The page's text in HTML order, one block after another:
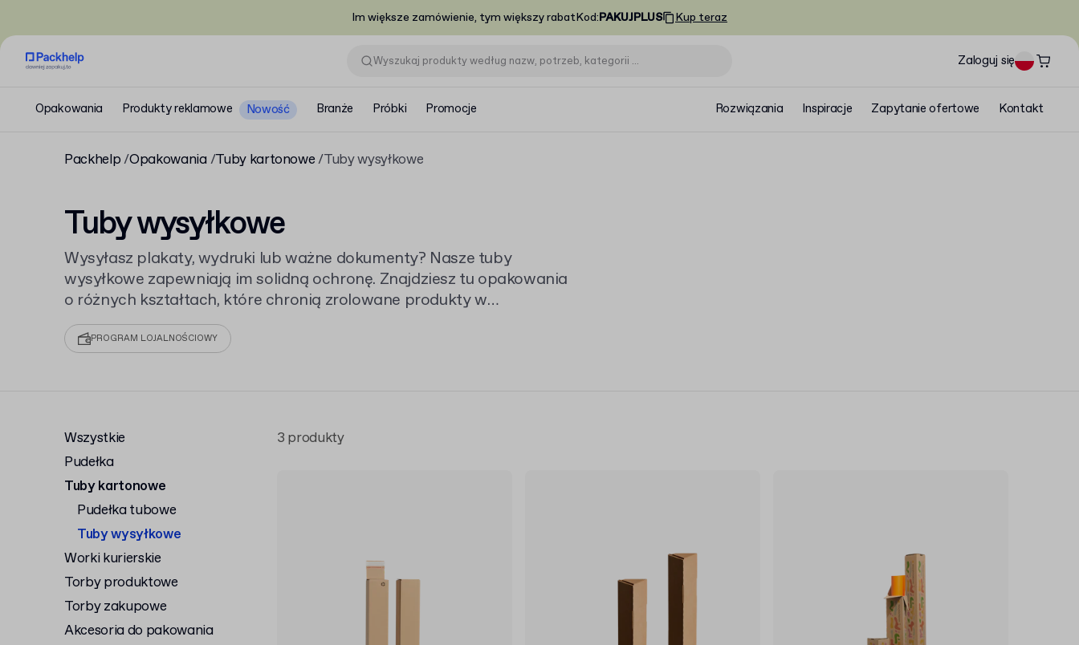
Im większe zamówienie, tym większy rabatKod:PAKUJPLUS Kup teraz
Zaloguj się
Opakowania Produkty reklamowe Nowość Branże Próbki Promocje Rozwiązania Inspiracje Zapytanie ofertowe Kontakt
Packhelp Opakowania Tuby kartonowe Tuby wysyłkowe
Tuby wysyłkowe
Wysyłasz plakaty, wydruki lub ważne dokumenty? Nasze tuby
wysyłkowe zapewniają im solidną ochronę. Znajdziesz tu opakowania
o różnych kształtach, które chronią zrolowane produkty w
transporcie. Sprawdź też nasze
alternatywnych rozwiązań.
PROGRAM LOJALNOŚCIOWY
Wszystkie
Pudełka
Tuby kartonowe
Pudełka tubowe
Tuby wysyłkowe
Worki kurierskie
Torby produktowe
Torby zakupowe
Akcesoria do pakowania
3 produkty